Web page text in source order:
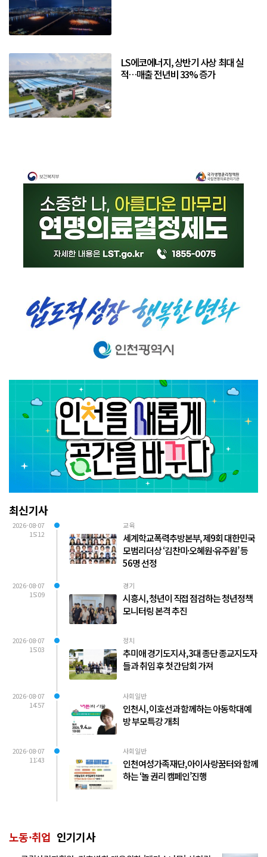
LS에코에너지, 상반기 사상 최대 실
적…매출 전년비 33% 증가
최신기사
2026-08-07
15:12
교육
세계학교폭력추방본부, 제9회 대한민국
모범리더상 ‘김찬미·오혜원·유주원’ 등
56명 선정
2026-08-07
15:09
경기
시흥시, 청년이 직접 점검하는 청년정책
모니터링 본격 추진
2026-08-07
15:03
정치
추미애 경기도지사, 3대 종단 종교지도자
들과 취임 후 첫 간담회 가져
2026-08-07
14:57
사회일반
인천시, 이호선과 함께하는 아동학대예
방 부모특강 개최
2026-08-07
11:43
사회일반
인천여성가족재단, 아이사랑꿈터와 함께
하는 ‘놀 권리 캠페인’진행
노동·취업 인기기사